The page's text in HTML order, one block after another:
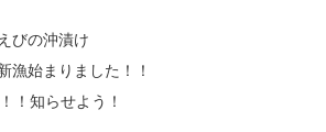
びの沖漬け
漁始まりました！！
！知らせよう！